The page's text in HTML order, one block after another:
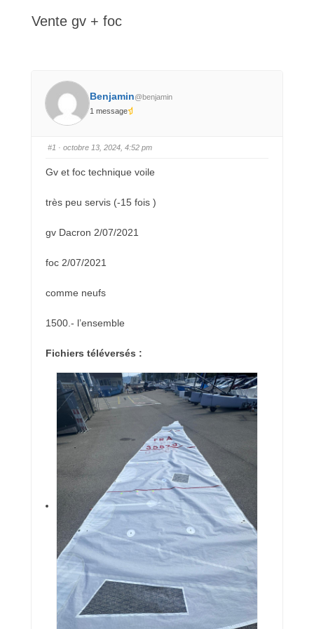
Vente gv + foc
Benjamin@benjamin
1 message
#1 · octobre 13, 2024, 4:52 pm
Gv et foc technique voile
très peu servis (-15 fois )
gv Dacron 2/07/2021
foc 2/07/2021
comme neufs
1500.- l’ensemble
Fichiers téléversés :